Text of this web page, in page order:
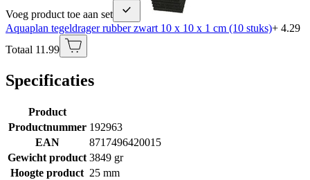
Voeg product toe aan set
Aquaplan tegeldrager rubber zwart 10 x 10 x 1 cm (10 stuks)+ 4.29
Totaal 11.99
Specificaties
Product
Productnummer 192963
EAN
8717496420015
Gewicht product 3849 gr
Hoogte product 25 mm